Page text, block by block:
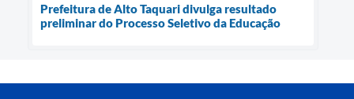
Prefeitura de Alto Taquari divulga resultado
preliminar do Processo Seletivo da Educação